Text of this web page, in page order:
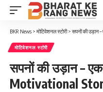
BKR News > मोटिवेशनल स्टोरी> सपनों की उड़ान
मोटिवेशनल स्टोरी
सपनों की उड़ान –
Motivational